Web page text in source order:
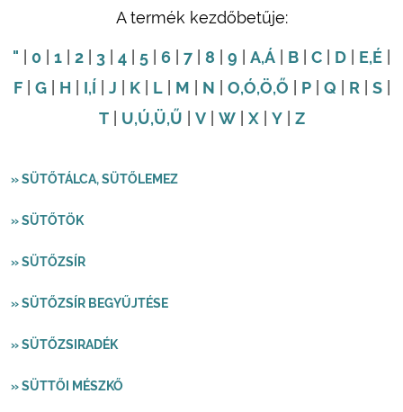
A termék kezdőbetűje:
" 0 1 2 3 4 5 6 7 8 9 A,Á B C D E,É
F| G| H I,Í J K| L| M N O,Ó,Ö,Ő P| Q R S|
T| U,Ú,Ü,Ű V| W| X| Y| Z
» SÜTŐTÁLCA, SÜTŐLEMEZ
» SÜTŐTÖK
» SÜTŐZSÍR
» SÜTŐZSÍR BEGYŰJTÉSE
» SÜTŐZSIRADÉK
» SÜTTŐI MÉSZKŐ